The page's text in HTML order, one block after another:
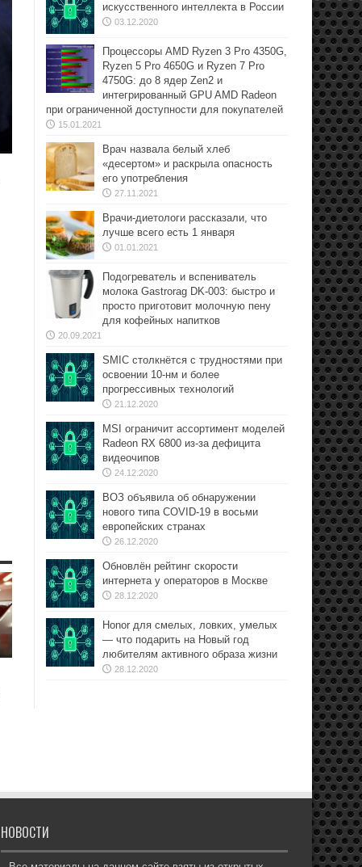
искусственного интеллекта в России
03.12.2020
Процессоры AMD Ryzen 3 Pro 4350G,
Ryzen 5 Pro 4650G и Ryzen 7 Pro
4750G: до 8 ядер Zen2 и
интегрированный GPU AMD Radeon
при ограниченной доступности для покупателей
15.01.2021
Врач назвала белый хлеб
«десертом» и раскрыла опасность
его употребления
27.11.2021
Врачи-диетологи рассказали, что
лучше всего есть 1 января
01.01.2021
Подогреватель и вспениватель
молока Gastrorag DK-003: быстро и
просто приготовит молочную пену
для кофейных напитков
20.09.2021
SMIC столкнётся с трудностями при
освоении 10-нм и более
прогрессивных технологий
21.12.2020
MSI ограничит ассортимент моделей
Radeon RX 6800 из-за дефицита
видеочипов
24.12.2020
ВОЗ объявила об обнаружении
нового типа COVID-19 в восьми
европейских странах
26.12.2020
Обновлён рейтинг скорости
интернета у операторов в Москве
28.12.2020
Honor для смелых, ловких, умелых
— что подарить на Новый год
любителям активного образа жизни
28.12.2020
НОВОСТИ